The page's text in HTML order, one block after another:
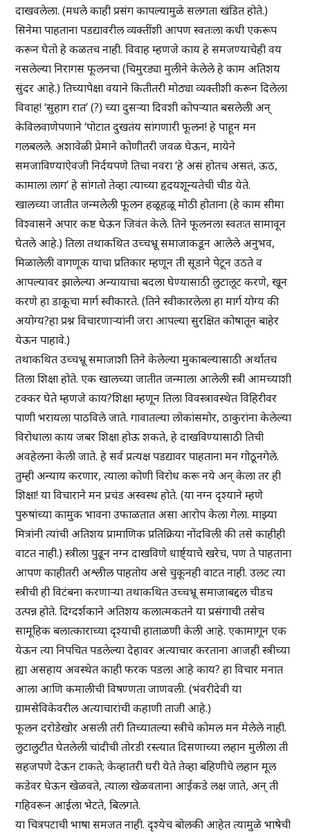
दाखवलेला. (मधले काही प्रसंग कापल्यामुळे सलगता खंडित होते.)
सिनेमा पाहताना पडद्यावरील व्यक्तींशी आपण स्वतःला कधी एकरूप
करून घेतो हे कळतच नाही. विवाह म्हणजे काय हे समजण्याचेही वय
नसलेल्या निरागस फूलनचा (चिमुरड्या मुलीने केलेले हे काम अतिशय
सुंदर आहे.) तिच्यापेक्षा वयाने कितीतरी मोठ्या व्यक्तीशी करून दिलेला
विवाह! ‘सुहाग रात’ (?) च्या दुसऱ्या दिवशी कोपऱ्यात बसलेली अन्
केविलवाणेपणाने ‘पोटात दुखतंय सांगणारी फूलन! हे पाहून मन
गलबलले. अशावेळी प्रेमाने कोणीतरी जवळ घेऊन, मायेने
समजाविण्याऐवजी निर्दयपणे तिचा नवरा ‘हे असं होतच असतं, ऊठ,
कामाला लाग’ हे सांगतो तेव्हा त्याच्या हृदयशून्यतेची चीड येते.
खालच्या जातीत जन्मलेली फूलन हळूहळू मोठी होताना (हे काम सीमा
विश्वासने अपार कष्ट घेऊन जिवंत केले. तिने फूलनला स्वतःत सामावून
घेतले आहे.) तिला तथाकथित उच्चभ्रू समाजाकडून आलेले अनुभव,
मिळालेली वागणूक याचा प्रतिकार म्हणून ती सूडाने पेटून उठते व
आपल्यावर झालेल्या अन्यायाचा बदला घेण्यासाठी लुटालूट करणे, खून
करणे हा डाकूचा मार्ग स्वीकारते. (तिने स्वीकारलेला हा मार्ग योग्य की
अयोग्य?हा प्रश्न विचारणाऱ्यांनी जरा आपल्या सुरक्षित कोषातून बाहेर
येऊन पाहावे.)
तथाकथित उच्चभ्रू समाजाशी तिने केलेल्या मुकाबल्यासाठी अर्थातच
तिला शिक्षा होते. एक खालच्या जातीत जन्माला आलेली स्त्री आमच्याशी
टक्कर घेते म्हणजे काय?शिक्षा म्हणून तिला विवस्त्रावस्थेत विहिरीवर
पाणी भरायला पाठविले जाते. गावातल्या लोकांसमोर, ठाकुरांना केलेल्या
विरोधाला काय जबर शिक्षा होऊ शकते, हे दाखविण्यासाठी तिची
अवहेलना केली जाते. हे सर्व प्रत्यक्ष पडद्यावर पाहताना मन गोठूनगेले.
तुम्ही अन्याय करणार, त्याला कोणी विरोध करू नये अन् केला तर ही
शिक्षा! या विचाराने मन प्रचंड अस्वस्थ होते. (या नग्न दृश्याने म्हणे
पुरुषांच्या कामुक भावना उफाळतात असा आरोप केला गेला. माझ्या
मित्रांनी त्यांची अतिशय प्रामाणिक प्रतिक्रिया नोंदविली की तसे काहीही
वाटत नाही.) स्त्रीला पुढून नग्न दाखविणे धार्ष्ट्याचे खरेच, पण ते पाहताना
आपण काहीतरी अश्लील पाहतोय असे चुकूनही वाटत नाही. उलट त्या
स्त्रीची ही विटंबना करणाऱ्या तथाकथित उच्चभ्रू समाजाबद्दल चीडच
उत्पन्न होते. दिग्दर्शकाने अतिशय कलात्मकतने या प्रसंगाची तसेच
सामूहिक बलात्काराच्या दृश्याची हाताळणी केली आहे. एकामागून एक
येऊन त्या निपचित पडलेल्या देहावर अत्याचार करताना आजही स्त्रीच्या
ह्या असहाय अवस्थेत काही फरक पडला आहे काय? हा विचार मनात
आला आणि कमालीची विषण्णता जाणवली. (भंवरीदेवी या
ग्रामसेविकेवरील अत्याचारांची कहाणी ताजी आहे.)
फूलन दरोडेखोर असली तरी तिच्यातल्या स्त्रीचे कोमल मन मेलेले नाही.
लुटालुटीत घेतलेली चांदीची तोरडी रस्त्यात दिसणाच्या लहान मुलीला ती
सहजपणे देऊन टाकते; केव्हातरी घरी येते तेव्हा बहिणीचे लहान मूल
कडेवर घेऊन खेळवते, त्याला खेळवताना आईकडे लक्ष जाते, अन् ती
गहिवरून आईला भेटते, बिलगते.
या चित्रपटाची भाषा समजत नाही. दृश्येच बोलकी आहेत त्यामुळे भाषेची